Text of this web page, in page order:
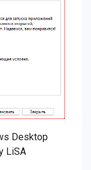
Desktop
LiSA